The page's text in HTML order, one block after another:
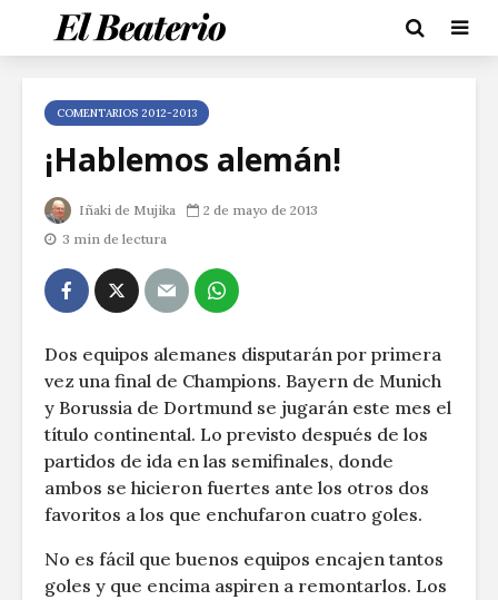
COMENTARIOS 2012-2013
¡Hablemos alemán!
Iñaki de Mujika
2 de mayo de 2013
3 min de lectura
Dos equipos alemanes disputarán por primera
vez una final de Champions. Bayern de Munich
y Borussia de Dortmund se jugarán este mes el
título continental. Lo previsto después de los
partidos de ida en las semifinales, donde
ambos se hicieron fuertes ante los otros dos
favoritos a los que enchufaron cuatro goles.
No es fácil que buenos equipos encajen tantos
goles y que encima aspiren a remontarlos. Los